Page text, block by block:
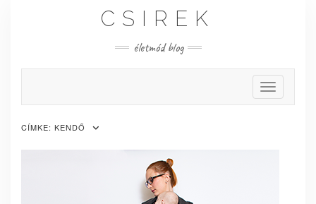
CSIREK
életmód blog
Toggle
CÍMKE: KENDŐ